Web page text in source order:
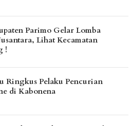
Parimo Gelar Lomba
Lihat Kecamatan
!
Ringkus Pelaku Pencurian
di Kabonena